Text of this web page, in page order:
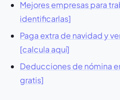
Mejores empresas para
identificarlas]
Paga extra de navidad y
[calcula aquí]
Deducciones de nómina
gratis]